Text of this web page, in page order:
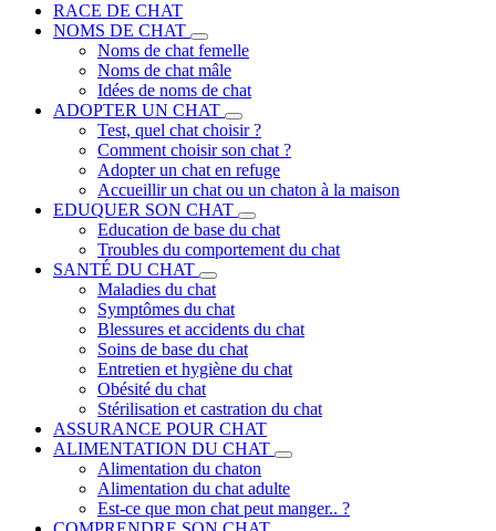
RACE DE CHAT
NOMS DE CHAT
Noms de chat femelle
Noms de chat mâle
Idées de noms de chat
ADOPTER UN CHAT
Test, quel chat choisir ?
Comment choisir son chat ?
Adopter un chat en refuge
Accueillir un chat ou un chaton à la maison
EDUQUER SON CHAT
Education de base du chat
Troubles du comportement du chat
SANTÉ DU CHAT
Maladies du chat
Symptômes du chat
Blessures et accidents du chat
Soins de base du chat
Entretien et hygiène du chat
Obésité du chat
Stérilisation et castration du chat
ASSURANCE POUR CHAT
ALIMENTATION DU CHAT
Alimentation du chaton
Alimentation du chat adulte
Est-ce que mon chat peut manger.. ?